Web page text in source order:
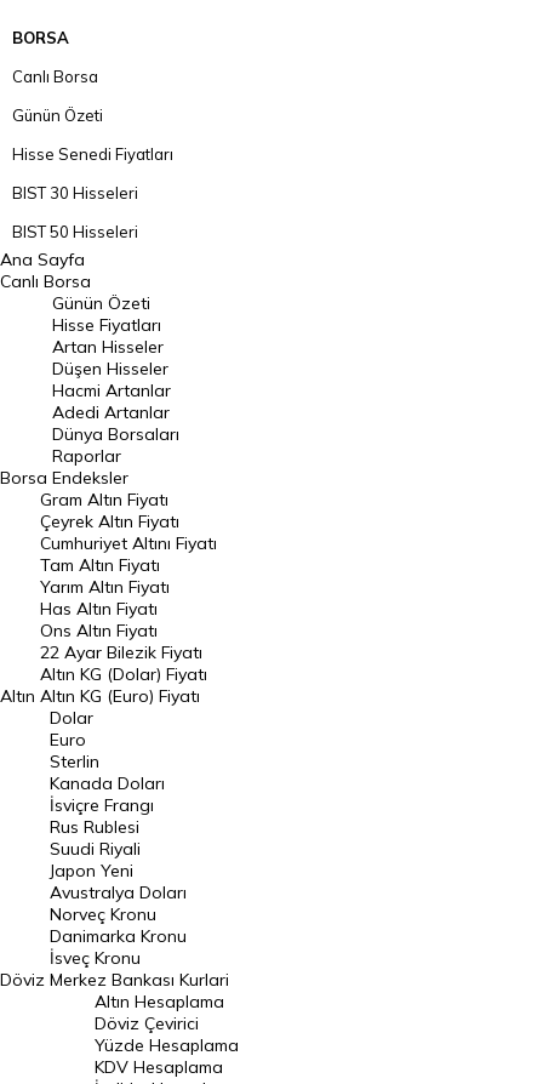
BORSA
Canlı Borsa
Günün Özeti
Hisse Senedi Fiyatları
BIST 30 Hisseleri
BIST 50 Hisseleri
BIST 100 Hisseleri
En Çok Artan Hisseler
En Çok Düşen Hisseler
Hacmi Artanlar
Geçmiş Kapanışlar
Dünya Borsaları
Raporlar
Endeksler
DÖVİZ
Döviz Kuru
Dolar Kuru
Euro Kuru
Pound Kuru
Frank Kuru
Riyal Kuru
Avustralya Doları
Danimarka Kronu Kuru
Kanada Doları Kuru
Norveç Kronu Kuru
İsveç Kronu Kuru
Japon Yeni Kuru
Ana Sayfa
Canlı Borsa
Borsa
Günün Özeti
Hisse Fiyatları
Artan Hisseler
Düşen Hisseler
Hacmi Artanlar
Adedi Artanlar
Dünya Borsaları
Raporlar
Endeksler
Altın
Gram Altın Fiyatı
Çeyrek Altın Fiyatı
Cumhuriyet Altını Fiyatı
Tam Altın Fiyatı
Yarım Altın Fiyatı
Has Altın Fiyatı
Ons Altın Fiyatı
22 Ayar Bilezik Fiyatı
Altın KG (Dolar) Fiyatı
Altın KG (Euro) Fiyatı
Döviz
Dolar
Euro
Sterlin
Kanada Doları
İsviçre Frangı
Rus Rublesi
Suudi Riyali
Japon Yeni
Avustralya Doları
Norveç Kronu
Danimarka Kronu
İsveç Kronu
Merkez Bankası Kurlari
Altın Hesaplama
Döviz Çevirici
Yüzde Hesaplama
KDV Hesaplama